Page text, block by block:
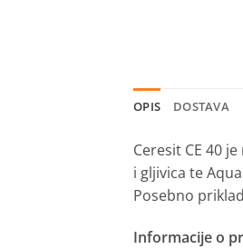
OPIS DOSTAVA
Ceresit CE 40
i gljivica te
Posebno
Informacije o